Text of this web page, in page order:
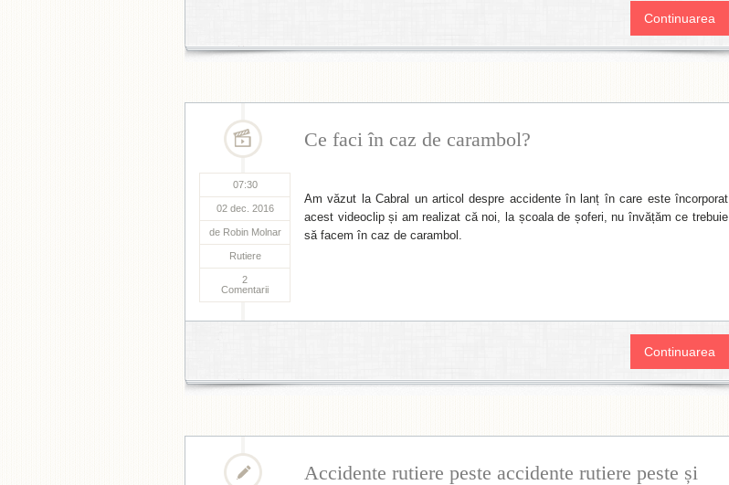
Continuarea
07:30
02 dec. 2016
de Robin Molnar
Rutiere
2
Comentarii
Ce faci în caz de carambol?
Am văzut la Cabral un articol despre accidente în lanț în care este încorporat
acest videoclip și am realizat că noi, la școala de șoferi, nu învățăm ce trebuie
să facem în caz de carambol.
Continuarea
Accidente rutiere peste accidente rutiere peste și